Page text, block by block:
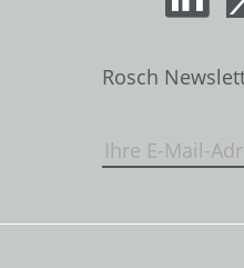
Rosch